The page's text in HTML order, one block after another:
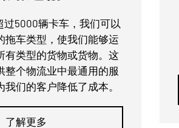
过5000辆卡车，我们可以
拖车类型，使我们能够运
有类型的货物或货物。这
整个物流业中最通用的服
们的客户降低了成本。
了解更多